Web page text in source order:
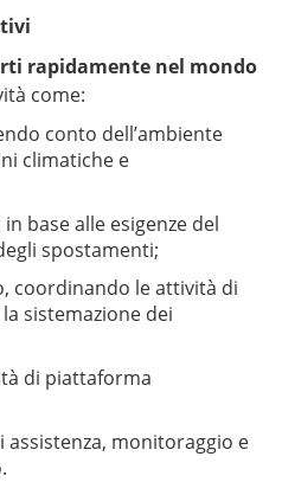
rapidamente nel mondo
come:
conto dell’ambiente
climatiche e
base alle esigenze del
spostamenti;
coordinando le attività di
sistemazione dei
di piattaforma
monitoraggio e